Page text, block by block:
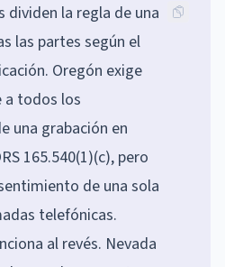
dividen la regla de una
las partes según el
Oregón exige
a todos los
una grabación en
165.540(1)(c), pero
de una sola
telefónicas.
al revés. Nevada